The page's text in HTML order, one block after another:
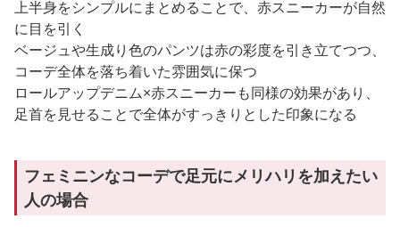
上半身をシンプルにまとめることで、赤スニーカーが自然
に目を引く
ベージュや生成り色のパンツは赤の彩度を引き立てつつ、
コーデ全体を落ち着いた雰囲気に保つ
ロールアップデニム×赤スニーカーも同様の効果があり、
足首を見せることで全体がすっきりとした印象になる
フェミニンなコーデで足元にメリハリを加えたい
人の場合